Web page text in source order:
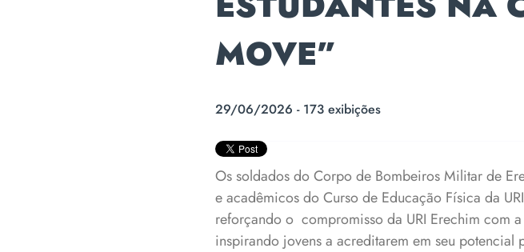
MOVE”
29/06/2026 - 173 exibições
Os soldados do Corpo de Bombeiros Militar de
e acadêmicos do Curso de Educação Física da
reforçando o compromisso da URI Erechim com
inspirando jovens a acreditarem em seu potencial